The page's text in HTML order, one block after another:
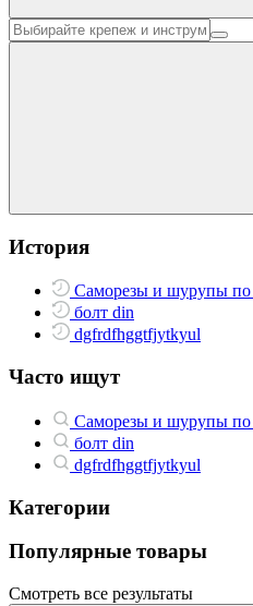
История
Саморезы и шурупы
болт din
dgfrdfhggtfjytkyul
Часто ищут
Саморезы и шурупы
болт din
dgfrdfhggtfjytkyul
Категории
Популярные товары
Смотреть все результаты